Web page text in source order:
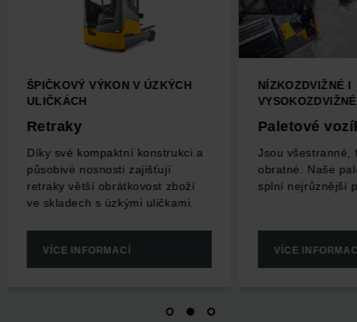
ŠPIČKOVÝ VÝKON V ÚZKÝCH
ULIČKÁCH
Retraky
Díky své kompaktní konstrukci a
působivé nosnosti zajišťují
retraky větší obrátkovost zboží
ve skladech s úzkými uličkami.
VÍCE INFORMACÍ
NÍZKOZDVIŽNÉ I
VYSOKOZDVIŽNÉ
Paletové
Jsou všestranné,
obratné. Naše
splní nejrůznější
VÍCE